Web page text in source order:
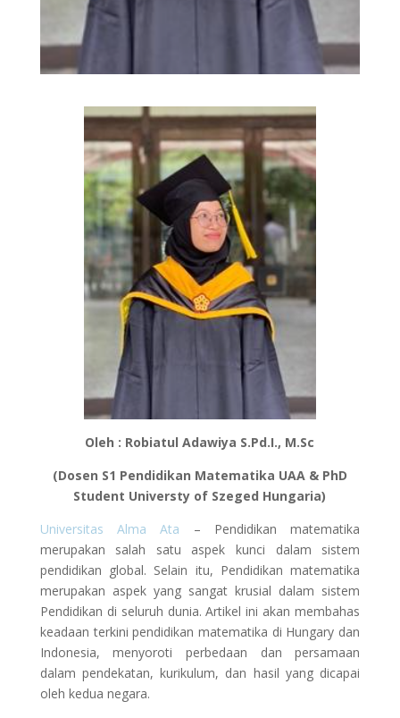
Oleh : Robiatul Adawiya S.Pd.I., M.Sc
(Dosen S1 Pendidikan Matematika UAA & PhD
Student Universty of Szeged Hungaria)
Universitas Alma Ata – Pendidikan matematika
merupakan salah satu aspek kunci dalam sistem
pendidikan global. Selain itu, Pendidikan matematika
merupakan aspek yang sangat krusial dalam sistem
Pendidikan di seluruh dunia. Artikel ini akan membahas
keadaan terkini pendidikan matematika di Hungary dan
Indonesia, menyoroti perbedaan dan persamaan
dalam pendekatan, kurikulum, dan hasil yang dicapai
oleh kedua negara.